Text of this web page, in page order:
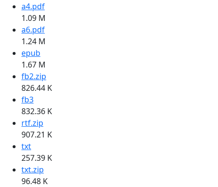
a4.pdf
1.09 M
a6.pdf
1.24 M
epub
1.67 M
fb2.zip
826.44 K
fb3
832.36 K
rtf.zip
907.21 K
txt
257.39 K
txt.zip
96.48 K